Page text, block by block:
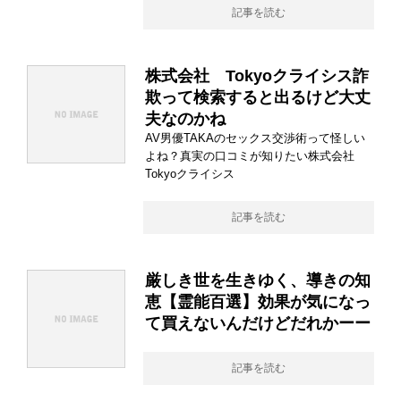
記事を読む
株式会社 Tokyoクライシス詐
欺って検索すると出るけど大丈
夫なのかね
AV男優TAKAのセックス交渉術って怪しい
よね？真実の口コミが知りたい株式会社
Tokyoクライシス
記事を読む
厳しき世を生きゆく、導きの知
恵【霊能百選】効果が気になっ
て買えないんだけどだれかーー
記事を読む